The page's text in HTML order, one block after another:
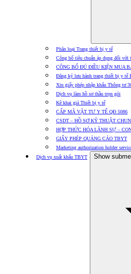
Phân loại Trang thiết bị y tế
Công bố tiêu chuẩn áp dụng đối
CÔNG BỐ ĐỦ ĐIỀU KIỆN MUA
Đăng ký lưu hành trang thiết bị y tế
Xin giấy phép nhập khẩu Thông tư
Dịch vụ làm hồ sơ thầu trọn gói
Kê khai giá Thiết bị y tế
CẤP MÃ VẬT TƯ Y TẾ QĐ 5086
CSDT – HỒ SƠ KỸ THUẬT
HỢP THỨC HÓA LÃNH SỰ –
GIẤY PHÉP QUẢNG CÁO TBYT
Marketing authorization holder
Dịch vụ xuất khẩu TBYT
Show